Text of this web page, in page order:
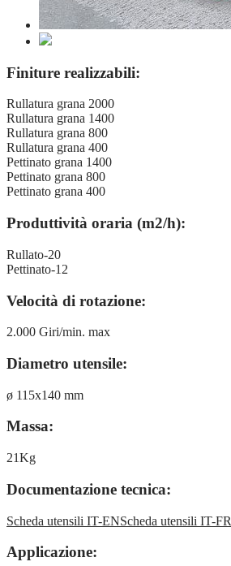
Finiture realizzabili:
Rullatura grana 2000
Rullatura grana 1400
Rullatura grana 800
Rullatura grana 400
Pettinato grana 1400
Pettinato grana 800
Pettinato grana 400
Produttività oraria (m2/h):
Rullato-20
Pettinato-12
Velocità di rotazione:
2.000 Giri/min. max
Diametro utensile:
ø 115x140 mm
Massa:
21Kg
Documentazione tecnica:
Scheda utensili IT-ENScheda utensili IT-FR
Applicazione: